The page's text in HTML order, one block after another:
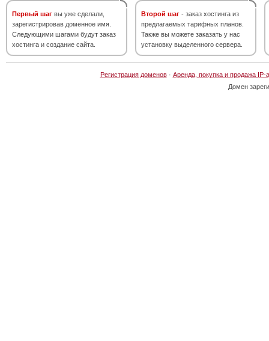
Первый шаг вы уже сделали,
зарегистрировав доменное имя.
Следующими шагами будут заказ
хостинга и создание сайта.
Второй шаг - заказ хостинга из
предлагаемых тарифных планов.
Также вы можете заказать у нас
установку выделенного сервера.
Регистрация доменов· Аренда, покупка и продажа IP-
Домен